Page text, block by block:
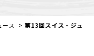
ス >第13回スイス・ジュ